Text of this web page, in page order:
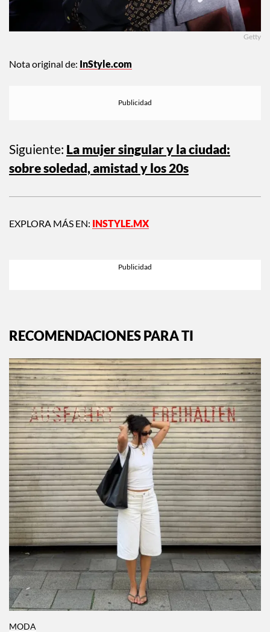
Getty
Nota original de: InStyle.com
Siguiente: La mujer singular y la ciudad:
sobre soledad, amistad y los 20s
EXPLORA MÁS EN: INSTYLE.MX
RECOMENDACIONES PARA TI
MODA